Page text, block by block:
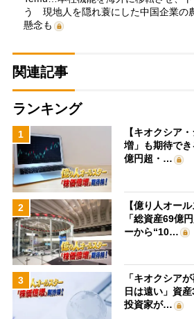
う 現地人を隠れ蓑にした中国企業の
懸念も
関連記事
ランキング
1
【キオクシア
増」も期待で
億円超・…
2
【億り人オー
「総資産69億
ーから“10…
3
「キオクシア
日は遠い」資
投資家が…